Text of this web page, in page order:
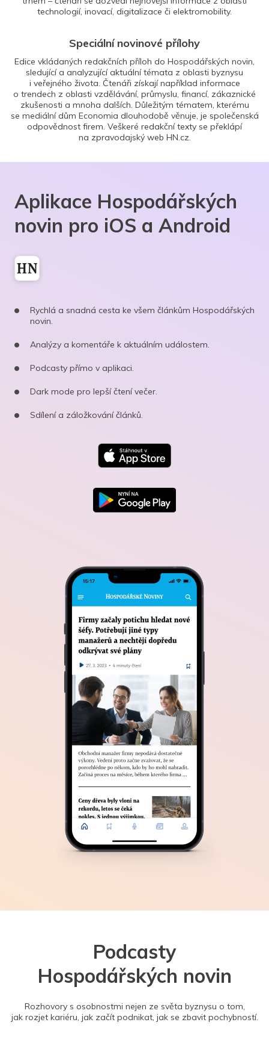
technologií, inovací, digitalizace či elektromobility.
Speciální novinové přílohy
Edice vkládaných redakčních příloh do Hospodářských novin,
sledující a analyzující aktuální témata z oblasti byznysu
i veřejného života. Čtenáři získají například informace
o trendech z oblasti vzdělávání, průmyslu, financí, zákaznické
zkušenosti a mnoha dalších. Důležitým tématem, kterému
se mediální dům Economia dlouhodobě věnuje, je společenská
odpovědnost firem. Veškeré redakční texty se překlápí
na zpravodajský web HN.cz.
Aplikace Hospodářských
novin pro iOS a Android
Rychlá a snadná cesta ke všem článkům Hospodářských
novin.
Analýzy a komentáře k aktuálním událostem.
Podcasty přímo v aplikaci.
Dark mode pro lepší čtení večer.
Sdílení a záložkování článků.
Podcasty
Hospodářských novin
Rozhovory s osobnostmi nejen ze světa byznysu o tom,
jak rozjet kariéru, jak začít podnikat, jak se zbavit pochybností.